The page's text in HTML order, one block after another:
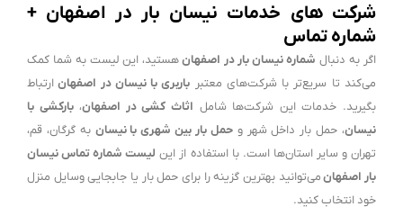
شرکت های خدمات نیسان بار در اصفهان +
شماره تماس
اگر به دنبال شماره نیسان بار در اصفهانهستید، این لیست به شما کمک
می‌کند تا سریع‌تر با شرکت‌های معتبر باربری با نیسان در اصفهان ارتباط
بگیرید. خدمات این شرکت‌ها شامل اثاث کشی در اصفهان،بارکشی با
نیسان، حمل بار داخل شهر وحمل بار بین شهری با نیسان به گرگان، قم،
تهران و سایر استان‌ها است. با استفاده از این لیست شماره تماس نیسان
بار اصفهانمی‌توانید بهترین گزینه را برای حمل بار یا جابجایی وسایل منزل
خود انتخاب کنید.